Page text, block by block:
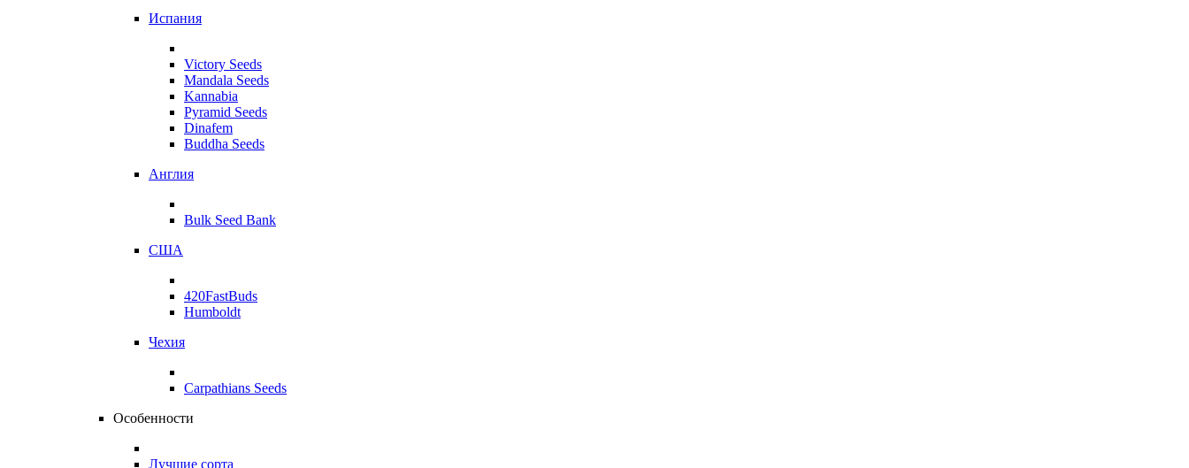
Испания
Victory Seeds
Mandala Seeds
Kannabia
Pyramid Seeds
Dinafem
Buddha Seeds
Англия
Bulk Seed Bank
США
420FastBuds
Humboldt
Чехия
Carpathians Seeds
Особенности
Лучшие сорта